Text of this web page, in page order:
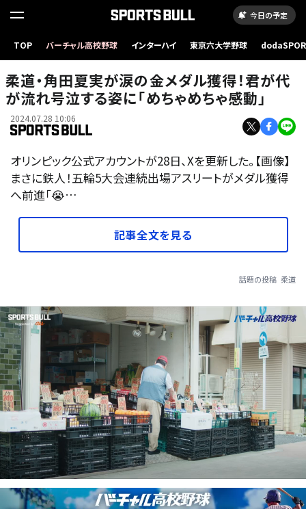
今日の予定
TOP バーチャル高校野球 インターハイ 東京六大学野球
柔道・角田夏実が涙の金メダル獲得！君が代
が流れ号泣する姿に「めちゃめちゃ感動」
2024.07.28 10:06
オリンピック公式アカウントが28日、Xを更新した。【画像】
まさに鉄人！五輪5大会連続出場アスリートがメダル獲得
へ前進「😭…
記事全文を見る
話題の投稿 柔道